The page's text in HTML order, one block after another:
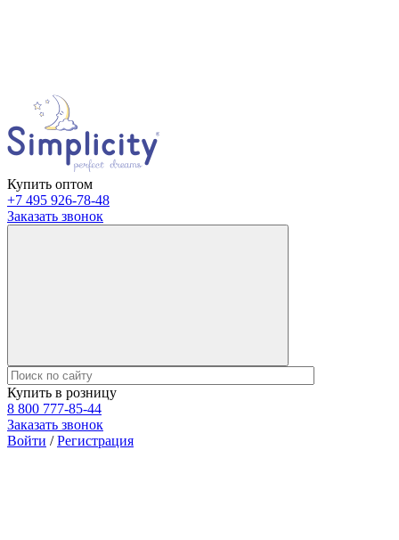
Купить оптом
+7 495 926-78-48
Заказать звонок
Купить в розницу
8 800 777-85-44
Заказать звонок
Войти /Регистрация